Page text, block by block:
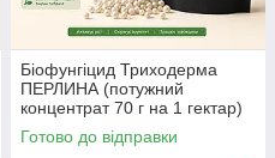
Біофунгіцид Триходерма
ПЕРЛИНА (потужний
концентрат 70 г на 1 гектар)
– MYCO GUARDIAN,
укорінювач та стимулятор
Готово до відправки